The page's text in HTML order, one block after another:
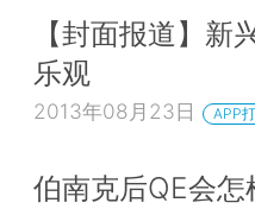
【封面报道】新
乐观
2013年08月23日 APP
伯南克后QE会怎